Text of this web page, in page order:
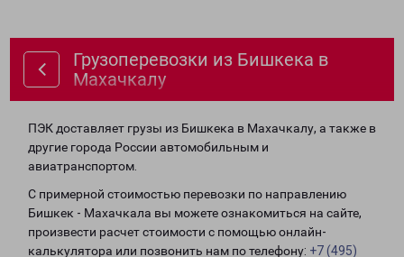
Грузоперевозки из Бишкека в
Махачкалу
ПЭК доставляет грузы из Бишкека в Махачкалу, а также в
другие города России автомобильным и
авиатранспортом.
С примерной стоимостью перевозки по направлению
Бишкек - Махачкала вы можете ознакомиться на сайте,
произвести расчет стоимости с помощью онлайн-
калькулятора или позвонить нам по телефону: +7 (495)